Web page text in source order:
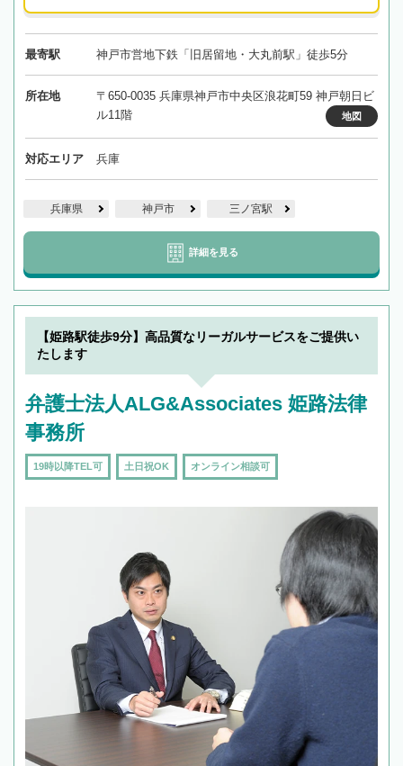
最寄駅 神戸市営地下鉄「旧居留地・大丸前駅」徒歩5分
所在地
〒650-0035 兵庫県神戸市中央区浪花町59 神戸朝日ビ
ル11階
地図
対応エリア 兵庫
兵庫県 神戸市 三ノ宮駅
詳細を見る
【姫路駅徒歩9分】高品質なリーガルサービスをご提供い
たします
弁護士法人ALG&Associates 姫路法律
事務所
19時以降TEL可 土日祝OK オンライン相談可